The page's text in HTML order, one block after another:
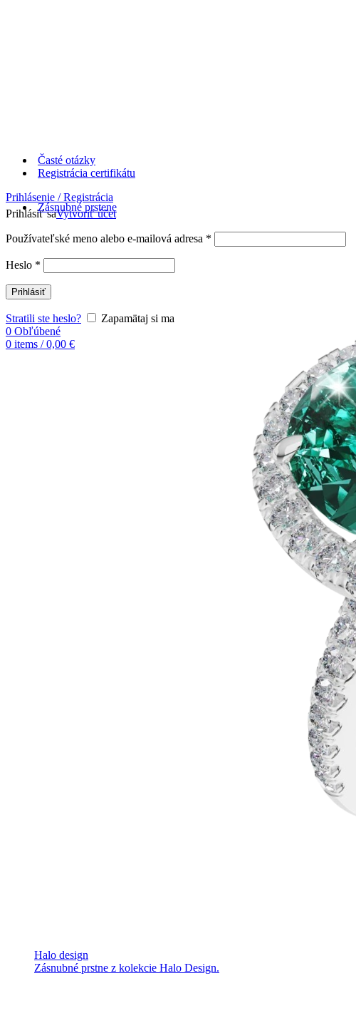
Časté otázky
Registrácia certifikátu
Prihlásenie / Registrácia
Prihlásiť saVytvoriť účet
Používateľské meno alebo e-mailová adresa *
Heslo *
Prihlásiť
Stratili ste heslo?
Zapamätaj si ma
0 Obľúbené
0 items / 0,00 €
Zásnubné prstene
Halo design
Zásnubné prstne z kolekcie Halo Design.